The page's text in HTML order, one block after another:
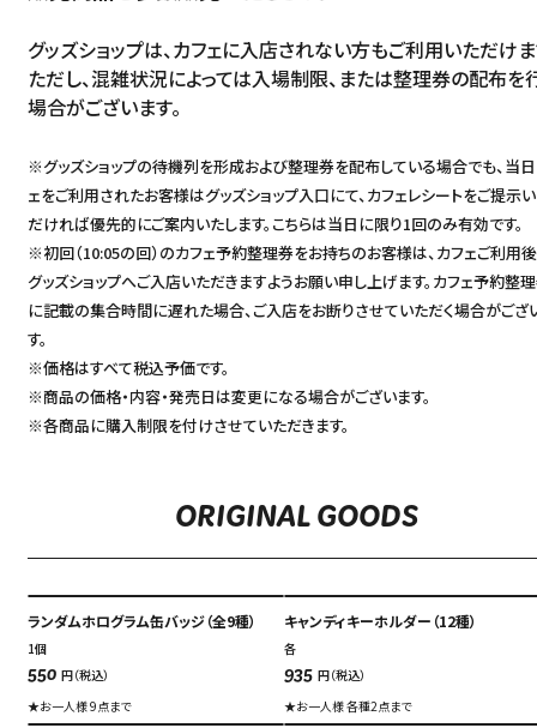
アクセス
ACCESS
オンラインショップ
ONLINE SHOP
FAQ
アーカイブ
ARCHIVE
English
中文（简）
한국
グッズショップは、カフェに入店されない方もご利用いただけま
ただし、混雑状況によっては入場制限、または整理券の配布を
場合がございます。
※グッズショップの待機列を形成および整理券を配布している場合でも、当
ェをご利用されたお客様はグッズショップ入口にて、カフェレシートをご提示
だければ優先的にご案内いたします。こちらは当日に限り1回のみ有効です。
※初回（10:05の回）のカフェ予約整理券をお持ちのお客様は、カフェご利用後
グッズショップへご入店いただきますようお願い申し上げます。カフェ予約整
に記載の集合時間に遅れた場合、ご入店をお断りさせていただく場合がござ
す。
※価格はすべて税込予価です。
※商品の価格・内容・発売日は変更になる場合がございます。
※各商品に購入制限を付けさせていただきます。
ORIGINAL GOODS
ランダムホログラム缶バッジ（全9種）
1個
550 円（税込）
★お一人様 9点まで
キャンディキーホルダー（12種）
各
935 円（税込）
★お一人様 各種2点まで